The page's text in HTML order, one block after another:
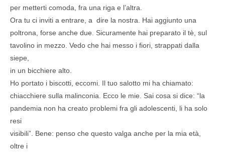
per metterti comoda, fra una riga e l’altra.
Ora tu ci inviti a entrare, a dire la nostra. Hai aggiunto una
poltrona, forse anche due. Sicuramente hai preparato il tè, sul
tavolino in mezzo. Vedo che hai messo i fiori, strappati dalla
siepe,
in un bicchiere alto.
Ho portato i biscotti, eccomi. Il tuo salotto mi ha chiamato:
chiacchiere sulla malinconia. Ecco le mie. Sai cosa si dice: “la
pandemia non ha creato problemi fra gli adolescenti, li ha solo
resi
visibili”. Bene: penso che questo valga anche per la mia età,
oltre i